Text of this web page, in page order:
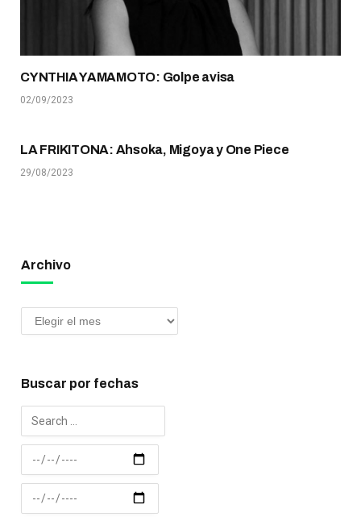
CYNTHIA YAMAMOTO: Golpe avisa
02/09/2023
LA FRIKITONA: Ahsoka, Migoya y One Piece
29/08/2023
Archivo
Buscar por fechas